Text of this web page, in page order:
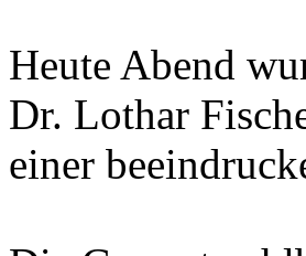
Heute Abend
Dr. Lothar
einer